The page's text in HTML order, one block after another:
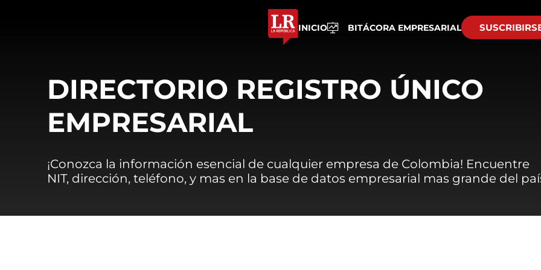
INICIO BITÁCORA EMPRESARIAL
DIRECTORIO REGISTRO ÚNICO
EMPRESARIAL
¡Conozca la información esencial de cualquier empresa de Colombia! Encuentre
NIT, dirección, teléfono, y mas en la base de datos empresarial mas grande del